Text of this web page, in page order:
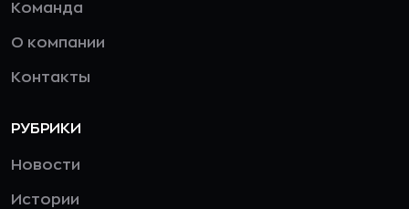
Команда
О компании
Контакты
РУБРИКИ
Новости
Истории